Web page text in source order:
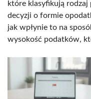
które klasyfikują rodzaj
decyzji o formie
jak wpłynie to na
wysokość podatków,